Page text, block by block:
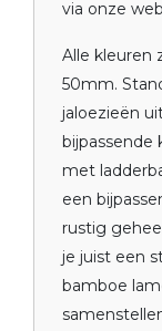
via onze
Alle kleuren
50mm.
jaloezieën
bijpassende
met
een
rustig
je juist een
bamboe